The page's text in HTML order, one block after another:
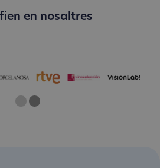
en nosaltres
One
Current Slide
Two